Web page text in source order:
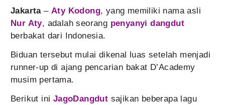
Jakarta–Aty Kodong, yang memiliki nama asli
Nur Aty, adalah seorang penyanyi dangdut
berbakat dari Indonesia.
Biduan tersebut mulai dikenal luas setelah menjadi
runner-up di ajang pencarian bakat D’Academy
musim pertama.
Berikut ini JagoDangdut sajikan beberapa lagu